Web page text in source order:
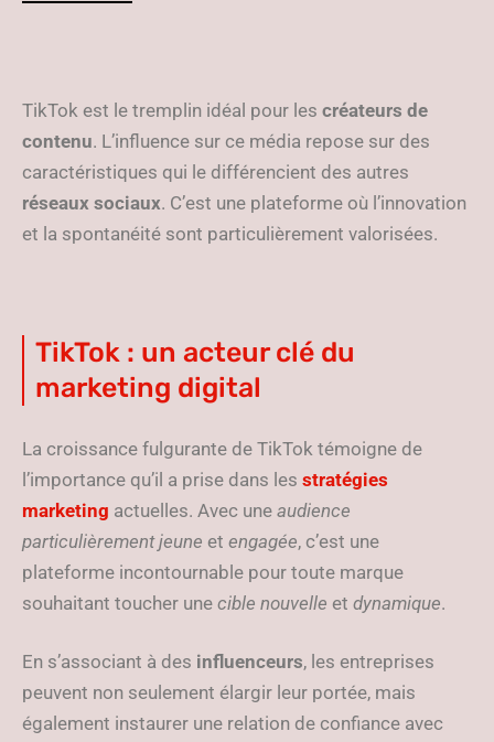
TikTok est le tremplin idéal pour les créateurs de
contenu. L’influence sur ce média repose sur des
caractéristiques qui le différencient des autres
réseaux sociaux. C’est une plateforme où l’innovation
et la spontanéité sont particulièrement valorisées.
TikTok : un acteur clé du
marketing digital
La croissance fulgurante de TikTok témoigne de
l’importance qu’il a prise dans les stratégies
marketing actuelles. Avec une audience
particulièrement jeune et engagée, c’est une
plateforme incontournable pour toute marque
souhaitant toucher une cible nouvelle et dynamique.
En s’associant à des influenceurs, les entreprises
peuvent non seulement élargir leur portée, mais
également instaurer une relation de confiance avec